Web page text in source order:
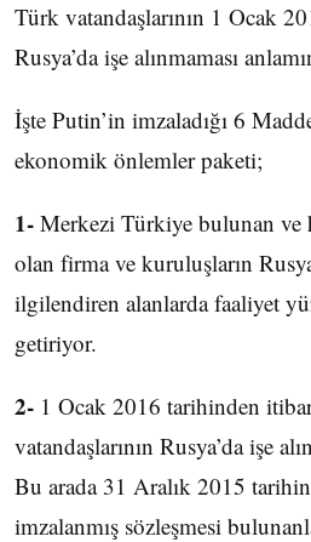
Türk vatandaşlarının 1 Ocak
Rusya’da işe alınmaması
İşte Putin’in imzaladığı 6
ekonomik önlemler paketi;
1- Merkezi Türkiye bulunan ve
olan firma ve kuruluşların
ilgilendiren alanlarda faaliyet
getiriyor.
2- 1 Ocak 2016 tarihinden
vatandaşlarının Rusya’da işe
Bu arada 31 Aralık 2015
imzalanmış sözleşmesi